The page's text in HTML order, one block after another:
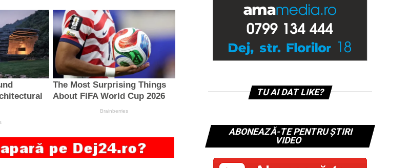
TU AI DAT LIKE?
ABONEAZĂ-TE PENTRU ȘTIRI
VIDEO